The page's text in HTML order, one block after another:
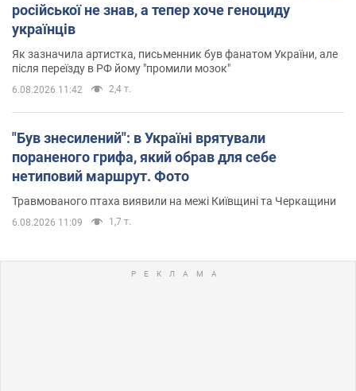
російської не знав, а тепер хоче геноциду
українців
Як зазначила артистка, письменник був фанатом України, але
після переїзду в РФ йому "промили мозок"
6.08.2026 11:42 2,4 т.
"Був знесилений": в Україні врятували
пораненого грифа, який обрав для себе
нетиповий маршрут. Фото
Травмованого птаха виявили на межі Київщині та Черкащини
6.08.2026 11:09 1,7 т.